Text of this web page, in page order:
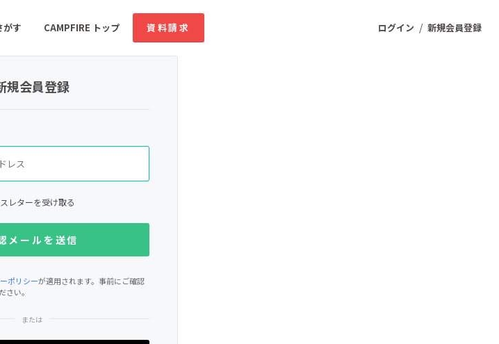
ログイン / 新規会員登録
がす CAMPFIRE トップ 資料請求
アニメ・漫画
ビューティー・ヘルスケア
規会員登録
レターを受け取る
ポリシーが適用されます。事前にご確認
さい。